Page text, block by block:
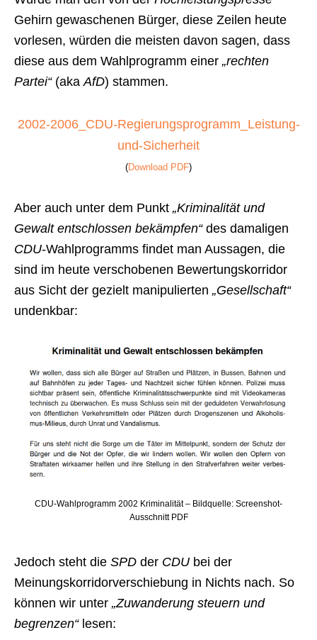
Gehirn gewaschenen Bürger, diese Zeilen heute
vorlesen, würden die meisten davon sagen, dass
diese aus dem Wahlprogramm einer „rechten
Partei“(aka AfD) stammen.
2002-2006_CDU-Regierungsprogramm_Leistung-
und-Sicherheit
(Download PDF)
Aber auch unter dem Punkt „Kriminalität und
Gewalt entschlossen bekämpfen“des damaligen
CDU-Wahlprogramms findet man Aussagen, die
sind im heute verschobenen Bewertungskorridor
aus Sicht der gezielt manipulierten „Gesellschaft“
undenkbar:
CDU-Wahlprogramm 2002 Kriminalität – Bildquelle: Screenshot-
Ausschnitt PDF
Jedoch steht die SPD der CDU bei der
Meinungskorridorverschiebung in Nichts nach. So
können wir unter „Zuwanderung steuern und
begrenzen“lesen: